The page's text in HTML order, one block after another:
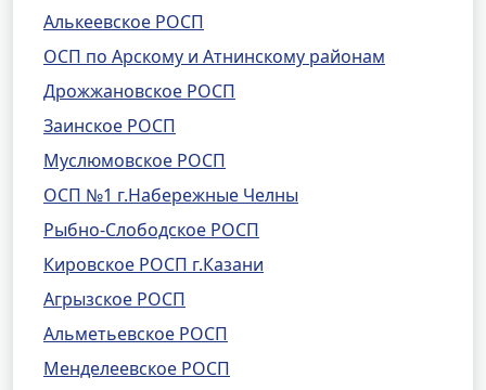
Алькеевское РОСП
ОСП по Арскому и Атнинскому районам
Дрожжановское РОСП
Заинское РОСП
Муслюмовское РОСП
ОСП №1 г.Набережные Челны
Рыбно-Слободское РОСП
Кировское РОСП г.Казани
Агрызское РОСП
Альметьевское РОСП
Менделеевское РОСП